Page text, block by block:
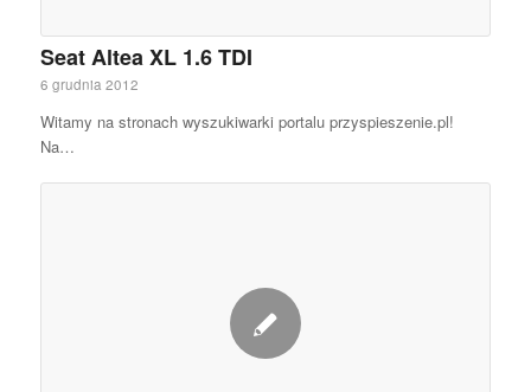
Seat Altea XL 1.6 TDI
6 grudnia 2012
Witamy na stronach wyszukiwarki portalu przyspieszenie.pl!
Na…